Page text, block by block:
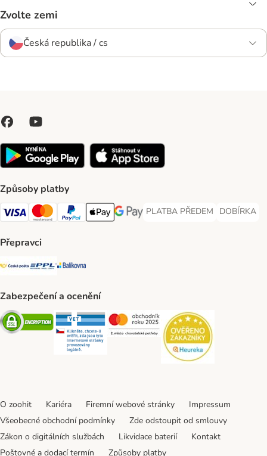
Zvolte zemi
Česká republika / cs
Způsoby platby
Visa Payment Method
Mastercard Payment Method
PayPal Payment Method
Apple pay Payment Method
GooglePay Payment Method
PLATBA PŘEDEM
PLATBA PŘEDEM Payment
DOBÍRKA
DOBÍRKA
Přepravci
Česká pošta Shipping Method
PPL Shipping Method
Balíkovna Shipping Method
Zabezpečení a ocenění
Security Security Security
O zoohit Kariéra Firemní webové stránky
Impressum
Všeobecné obchodní podmínky
Zde odstoupit od smlouvy
Zákon o digitálních službách
Likvidace baterií
Kontakt
Poštovné a dodací termín
Způsoby platby